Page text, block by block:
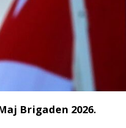
Brigaden 2026.